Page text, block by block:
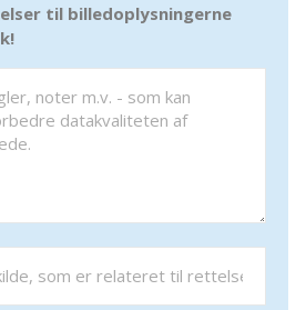
til billedoplysningerne